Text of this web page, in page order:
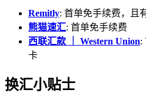
Remitly: 首单免手续费，且
熊猫速汇: 首单免手续费
西联汇款 ｜ Western Union:
卡
换汇小贴士